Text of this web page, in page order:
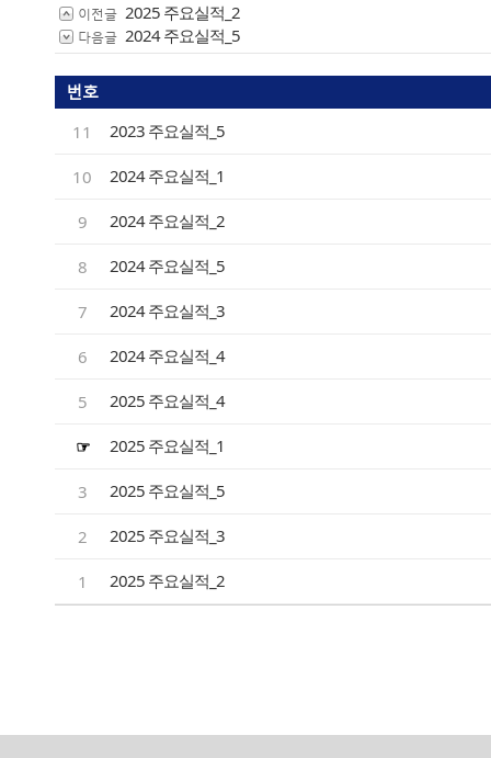
이전글 2025 주요실적_2
다음글 2024 주요실적_5
번호
11
2023 주요실적_5
10 2024 주요실적_1
9 2024 주요실적_2
8 2024 주요실적_5
7 2024 주요실적_3
6 2024 주요실적_4
5 2025 주요실적_4
☞ 2025 주요실적_1
3 2025 주요실적_5
2 2025 주요실적_3
1 2025 주요실적_2